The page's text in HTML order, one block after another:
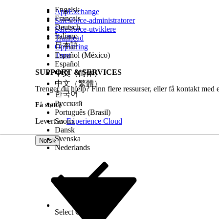
AppExchange
Salesforce-administratorer
Salesforce-utviklere
Trailhead
Opplæring
Trust
SUPPORT & SERVICES
Trenger du hjelp? Finn flere ressurser, eller få kontakt med
Få støtte
Levert avExperience Cloud
Norsk
Engelsk
Français
Deutsch
Italiano
日本語
Español (México)
Español
中文（简体）
中文（繁體）
한국어
Русский
Português (Brasil)
Suomi
Dansk
Svenska
Nederlands
Select Org